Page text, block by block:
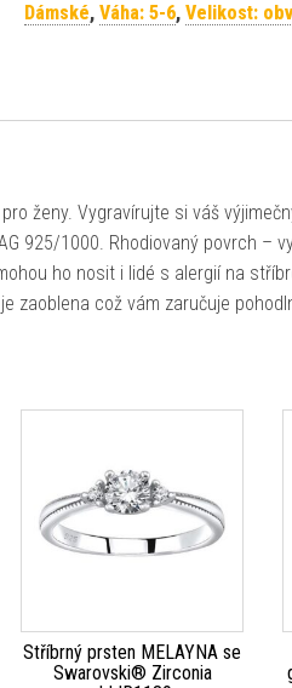
Dámské, Váha: 5-6, Velikost:
ženy. Vygravírujte si váš
925/1000. Rhodiovaný povrch –
ho nosit i lidé s alergií na
zaoblena což vám zaručuje
Stříbrný prsten MELAYNA se
Swarovski® Zirconia